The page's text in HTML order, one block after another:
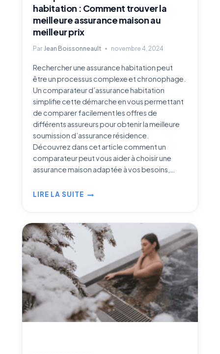
habitation : Comment trouver la
meilleure assurance maison au
meilleur prix
Par Jean Boissonneault novembre 4, 2024
Rechercher une assurance habitation peut
être un processus complexe et chronophage.
Un comparateur d’assurance habitation
simplifie cette démarche en vous permettant
de comparer facilement les offres de
différents assureurs pour obtenir la meilleure
soumission d’assurance résidence.
Découvrez dans cet article comment un
comparateur peut vous aider à choisir une
assurance maison adaptée à vos besoins,…
LIRE LA SUITE
COMPARATEUR
:
COMMENT
TROUVER
LA
MEILLEURE
ASSURANCE
MAISON
AU
MEILLEUR